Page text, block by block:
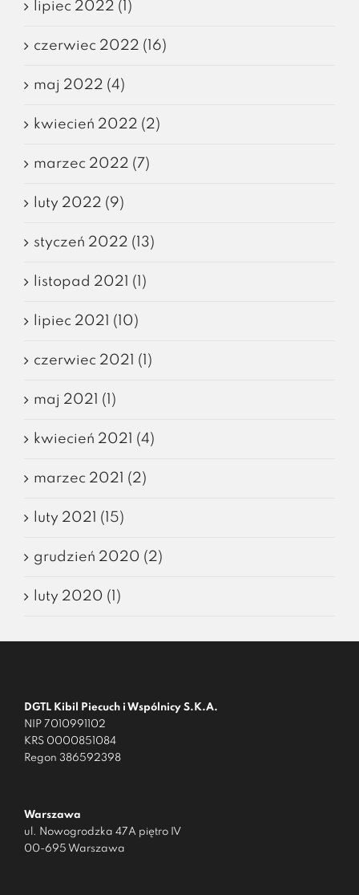
lipiec 2022 (1)
czerwiec 2022 (16)
maj 2022 (4)
kwiecień 2022 (2)
marzec 2022 (7)
luty 2022 (9)
styczeń 2022 (13)
listopad 2021 (1)
lipiec 2021 (10)
czerwiec 2021 (1)
maj 2021 (1)
kwiecień 2021 (4)
marzec 2021 (2)
luty 2021 (15)
grudzień 2020 (2)
luty 2020 (1)
DGTL Kibil Piecuch i Wspólnicy S.K.A.
NIP 7010991102
KRS 0000851084
Regon 386592398
Warszawa
ul. Nowogrodzka 47A piętro IV
00-695 Warszawa